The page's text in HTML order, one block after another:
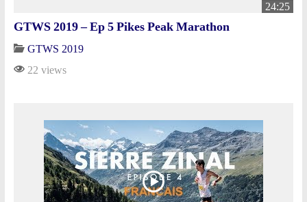
24:25
GTWS 2019 – Ep 5 Pikes Peak Marathon
GTWS 2019
22 views